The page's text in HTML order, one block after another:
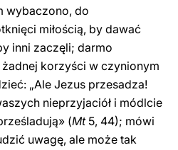
wybaczono, do
miłością, by dawać
inni zaczęli; darmo
korzyści w czynionym
„Ale Jezus przesadza!
nieprzyjaciół i módlcie
(Mt5, 44); mówi
uwagę, ale może tak